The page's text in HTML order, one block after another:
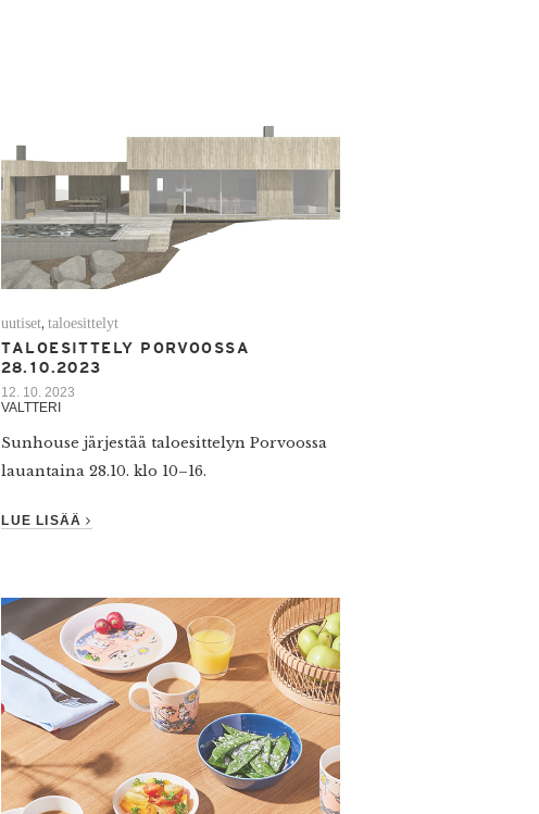
uutiset,taloesittelyt
TALOESITTELY PORVOOSSA
28.10.2023
12. 10. 2023
VALTTERI
Sunhouse järjestää taloesittelyn Porvoossa
lauantaina 28.10. klo 10–16.
LUE LISÄÄ